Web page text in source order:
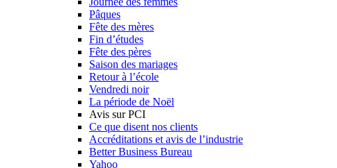
Pâques
Fête des mères
Fin d’études
Fête des pères
Saison des mariages
Retour à l’école
Vendredi noir
La période de Noël
Avis sur PCI
Ce que disent nos clients
Accréditations et avis de l’industrie
Better Business Bureau
Yahoo